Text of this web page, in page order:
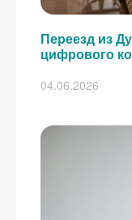
Переезд из
цифрового
04.06.2026